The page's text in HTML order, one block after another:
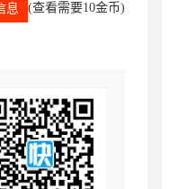
息 (查看需要10金币)